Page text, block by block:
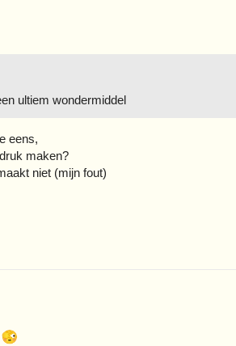
ultiem wondermiddel
eens,
maken?
niet (mijn fout)